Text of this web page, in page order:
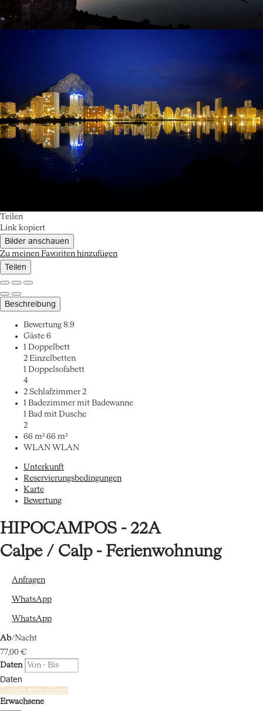
Teilen
Link kopiert
Bilder anschauen
Zu meinen Favoriten hinzufügen
Teilen
Beschreibung
Bewertung 8.9
Gäste 6
1 Doppelbett
2 Einzelbetten
1 Doppelsofabett
4
2 Schlafzimmer 2
1 Badezimmer mit Badewanne
1 Bad mit Dusche
2
66 m² 66 m²
WLAN WLAN
Unterkunft
Reservierungsbedingungen
Karte
Bewertung
HIPOCAMPOS - 22A
Calpe / Calp - Ferienwohnung
Anfragen
WhatsApp
WhatsApp
Ab/Nacht
77,00 €
Daten
Daten
Datum hinzufügen
Erwachsene